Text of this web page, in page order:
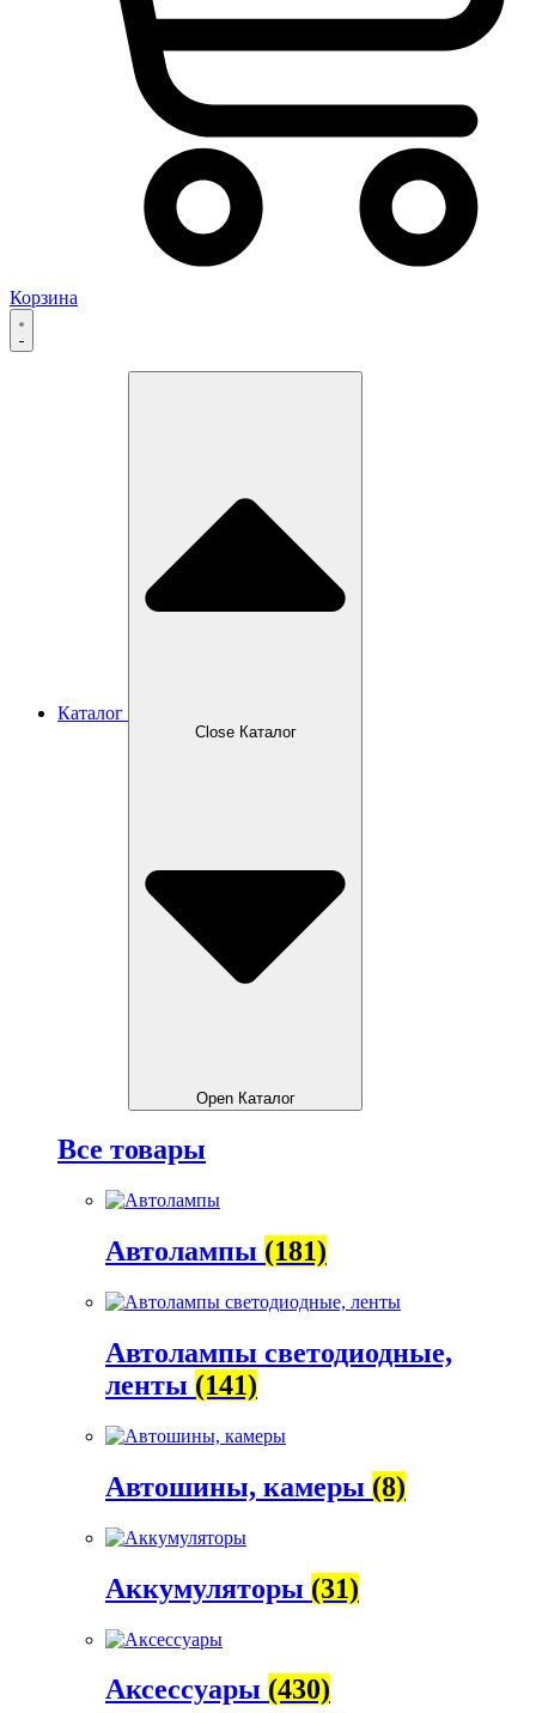
Корзина
Каталог
Close Каталог
Open Каталог
Все товары
Автолампы (181)
Автолампы светодиодные,
ленты (141)
Автошины, камеры (8)
Аккумуляторы (31)
Аксессуары (430)